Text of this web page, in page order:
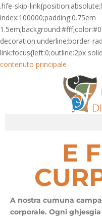
.hfe-skip-
index:100000;padding:0.75em
decoration:underline;border-
link:focus{left:0;outline:2px
contenuto principale
E
A nostra cumuna
corporale. Ogni